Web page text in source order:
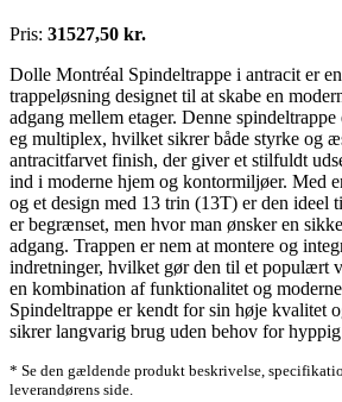
Pris: 31527,50 kr.
Dolle Montréal Spindeltrappe i antracit er
trappeløsning designet til at skabe en
adgang mellem etager. Denne
eg multiplex, hvilket sikrer både styrke og
antracitfarvet finish, der giver et stilfuldt
ind i moderne hjem og kontormiljøer. Med
og et design med 13 trin (13T) er den ideel
er begrænset, men hvor man ønsker en
adgang. Trappen er nem at montere og
indretninger, hvilket gør den til et populært
en kombination af funktionalitet og
Spindeltrappe er kendt for sin høje kvalitet
sikrer langvarig brug uden behov for
* Se den gældende produkt beskrivelse,
leverandørens side.